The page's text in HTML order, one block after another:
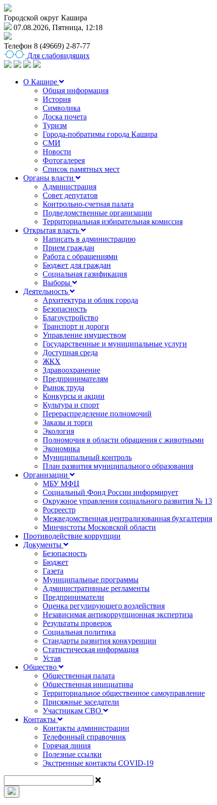
Городской округ Кашира
07.08.2026, Пятница, 12:18
Телефон 8 (49669) 2-87-77
Для слабовидящих
О Кашире
Общая информация
История
Символика
Доска почета
Туризм
Города-побратимы города Кашира
СМИ
Новости
Фотогалерея
Список памятных мест
Органы власти
Администрация
Совет депутатов
Контрольно-счетная палата
Подведомственные организации
Территориальная избирательная комиссия
Открытая власть
Написать в администрацию
Прием граждан
Работа с обращениями
Бюджет для граждан
Социальная газификация
Выборы
Деятельность
Архитектура и облик города
Безопасность
Благоустройство
Транспорт и дороги
Управление имуществом
Государственные и муниципальные услуги
Доступная среда
ЖКХ
Здравоохранение
Предпринимателям
Рынок труда
Конкурсы и акции
Культура и спорт
Перераспределение полномочий
Заказы и торги
Экология
Полномочия в области обращения с животными
Экономика
Муниципальный контроль
План развития муниципального образования
Организации
МБУ МФЦ
Социальный Фонд России информирует
Окружное управления социального развития № 13
Росреестр
Межведомственная централизованная бухгалтерия
Минчистоты Московской области
Противодействие коррупции
Документы
Безопасность
Бюджет
Газета
Муниципальные программы
Административные регламенты
Предприниматели
Оценка регулирующего воздействия
Независимая антикоррупционная экспертиза
Результаты проверок
Социальная политика
Стандарты развития конкуренции
Статистическая информация
Устав
Общество
Общественная палата
Общественная инициатива
Территориальное общественное самоуправление
Присяжные заседатели
Участникам СВО
Контакты
Контакты администрации
Телефонный справочник
Горячая линия
Полезные ссылки
Экстренные контакты COVID-19